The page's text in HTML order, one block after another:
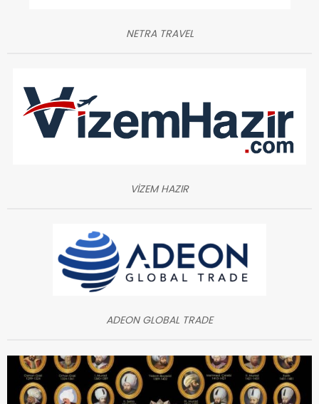
NETRA TRAVEL
VİZEM HAZIR
ADEON GLOBAL TRADE